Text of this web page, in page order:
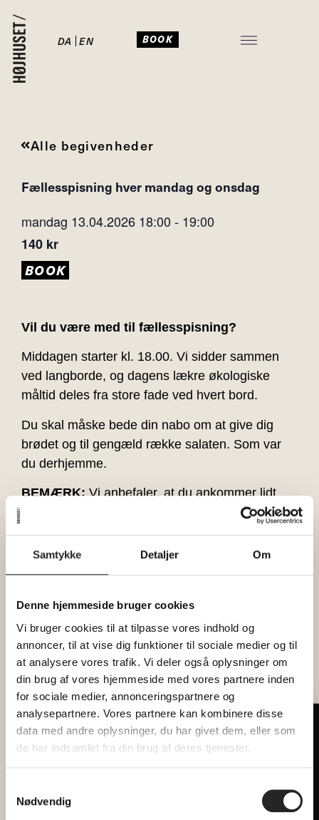
Samtykke Detaljer Om
Denne hjemmeside bruger cookies
Vi bruger cookies til at tilpasse vores indhold og
annoncer, til at vise dig funktioner til sociale medier og til
at analysere vores trafik. Vi deler også oplysninger om
din brug af vores hjemmeside med vores partnere inden
for sociale medier, annonceringspartnere og
analysepartnere. Vores partnere kan kombinere disse
data med andre oplysninger, du har givet dem, eller som
de har indsamlet fra din brug af deres tjenester.
Nødvendig
DA EN BOOK
Alle begivenheder
Fællesspisning hver mandag og onsdag
mandag 13.04.2026 18:00 - 19:00
140 kr
BOOK
Vil du være med til fællesspisning?
Middagen starter kl. 18.00. Vi sidder sammen
ved langborde, og dagens lækre økologiske
måltid deles fra store fade ved hvert bord.
Du skal måske bede din nabo om at give dig
brødet og til gengæld række salaten. Som var
du derhjemme.
BEMÆRK:Vi anbefaler, at du ankommer lidt
tidligere, så du kan nå at købe drikkevarer i
baren, inden middagen starter.
Dørene åbner allerede kl. 17, så har man lyst til
et glas i Pejsestuen, et slag bordtennis eller en
gåtur i vores spændende hus inden middagen,
Det koster 140 kr. pr. voksen, 40 kr. pr. barn (0-2
år) og 70 kr. pr. barn (3 – 11 år)
Allergier skal oplyses
tilreception@hojhuset.comminimum 2 dage
Der er fællesspisning hver mandag og onsdag i
Tilmeld dig vores nyhedsbrev
Hver måned forkæler vi 2 heldige